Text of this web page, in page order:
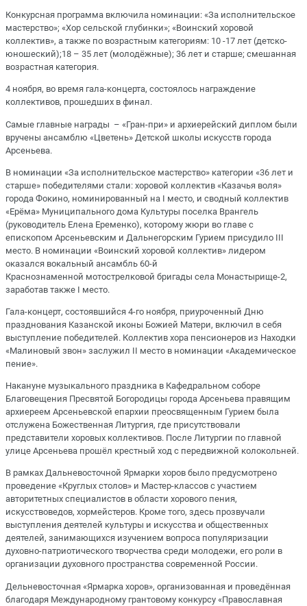
Конкурсная программа включила номинации: «За исполнительское
мастерство»; «Хор сельской глубинки»; «Воинский хоровой
коллектив», а также по возрастным категориям: 10 -17 лет (детско-
юношеский);18 – 35 лет (молодёжные); 36 лет и старше; смешанная
возрастная категория.
4 ноября, во время гала-концерта, состоялось награждение
коллективов, прошедших в финал.
Самые главные награды – «Гран-при» и архиерейский диплом были
вручены ансамблю «Цветень» Детской школы искусств города
Арсеньева.
В номинации «За исполнительское мастерство» категории «36 лет и
старше» победителями стали: хоровой коллектив «Казачья воля»
города Фокино, номинированный на I место, и сводный коллектив
«Ерёма» Муниципального дома Культуры поселка Врангель
(руководитель Елена Еременко), которому жюри во главе с
епископом Арсеньевским и Дальнегорским Гурием присудило III
место. В номинации «Воинский хоровой коллектив» лидером
оказался вокальный ансамбль 60-й
Краснознаменной мотострелковой бригады села Монастырище-2,
заработав также I место.
Гала-концерт, состоявшийся 4-го ноября, приуроченный Дню
празднования Казанской иконы Божией Матери, включил в себя
выступление победителей. Коллектив хора пенсионеров из Находки
«Малиновый звон» заслужил II место в номинации «Академическое
пение».
Накануне музыкального праздника в Кафедральном соборе
Благовещения Пресвятой Богородицы города Арсеньева правящим
архиереем Арсеньевской епархии преосвященным Гурием была
отслужена Божественная Литургия, где присутствовали
представители хоровых коллективов. После Литургии по главной
улице Арсеньева прошёл крестный ход с передвижной колокольней.
В рамках Дальневосточной Ярмарки хоров было предусмотрено
проведение «Круглых столов» и Мастер-классов с участием
авторитетных специалистов в области хорового пения,
искусствоведов, хормейстеров. Кроме того, здесь прозвучали
выступления деятелей культуры и искусства и общественных
деятелей, занимающихся изучением вопроса популяризации
духовно-патриотического творчества среди молодежи, его роли в
организации духовного пространства современной России.
Дельневосточная «Ярмарка хоров», организованная и проведённая
благодаря Международному грантовому конкурсу «Православная